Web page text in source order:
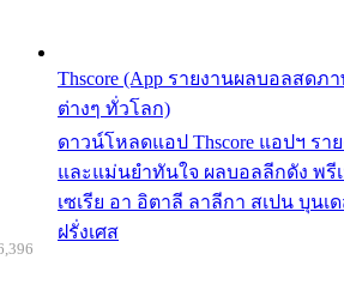
Thscore (App รายงานผลบอลสด
ต่างๆ ทั่วโลก)
ดาวน์โหลดแอป Thscore แอปฯ รา
และแม่นยำทันใจ ผลบอลลีกดัง พรี
เซเรีย อา อิตาลี ลาลีกา สเปน บุนเ
ฝรั่งเศส